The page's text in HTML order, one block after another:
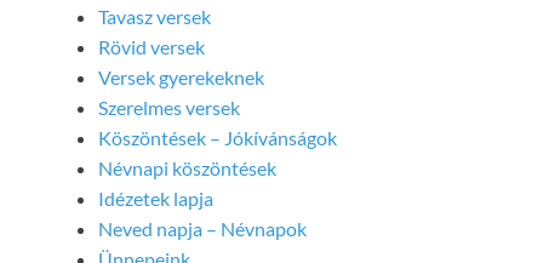
Tavasz versek
Rövid versek
Versek gyerekeknek
Szerelmes versek
Köszöntések – Jókívánságok
Névnapi köszöntések
Idézetek lapja
Neved napja – Névnapok